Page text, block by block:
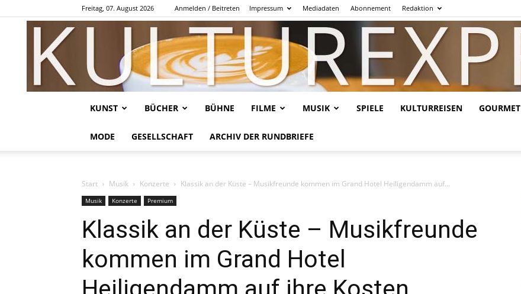
Freitag, 07. August 2026 Anmelden / Beitreten Impressum Mediadaten Abonnement Redaktion
KUNST BÜCHER BÜHNE FILME MUSIK SPIELE KULTURREISEN GOURMET
MODE GESELLSCHAFT ARCHIV DER RUNDBRIEFE
Start Musik Konzerte Klassik an der Küste – Musikfreunde kommen im Grand Hotel Heiligendamm auf...
Musik Konzerte Premium
Klassik an der Küste – Musikfreunde
kommen im Grand Hotel